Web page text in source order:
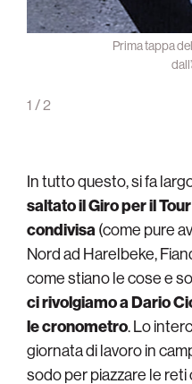
Prima tappa
1 / 2
In tutto questo, si fa
saltato il Giro per il
condivisa(come pure
Nord ad Harelbeke,
come stiano le cose e
ci rivolgiamo a Dario
le cronometro. Lo
giornata di lavoro in
sodo per piazzare le